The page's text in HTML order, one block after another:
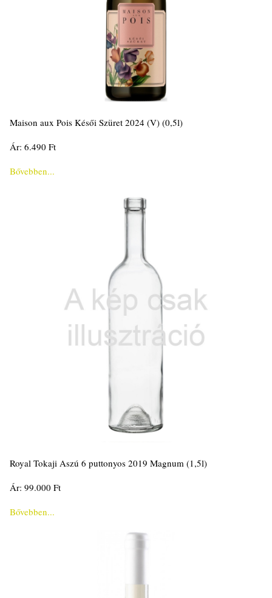
Maison aux Pois Késői Szüret 2024 (V) (0,5l)
Ár: 6.490 Ft
Bővebben...
Royal Tokaji Aszú 6 puttonyos 2019 Magnum (1,5l)
Ár: 99.000 Ft
Bővebben...